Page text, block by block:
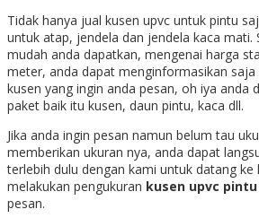
Tidak hanya jual kusen upvc untuk pintu
untuk atap, jendela dan jendela kaca mati.
mudah anda dapatkan, mengenai harga
meter, anda dapat menginformasikan saja
kusen yang ingin anda pesan, oh iya anda
paket baik itu kusen, daun pintu, kaca dll.
Jika anda ingin pesan namun belum tau
memberikan ukuran nya, anda dapat
terlebih dulu dengan kami untuk datang ke
melakukan pengukuran kusen upvc
pesan.